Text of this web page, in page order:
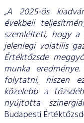
„A 2025-ös
évekbeli
szemlélteti, hogy
jelenlegi volatilis
Értéktőzsde
munka
folytatni, hiszen
közelebb a
nyújtotta
Budapesti